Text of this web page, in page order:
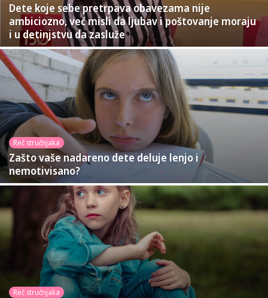
Dete koje sebe pretrpava obavezama nije
ambiciozno, već misli da ljubav i poštovanje moraju
i u detinjstvu da zasluže
Reč stručnjaka
Zašto vaše nadareno dete deluje lenjo i
nemotivisano?
Reč stručnjaka